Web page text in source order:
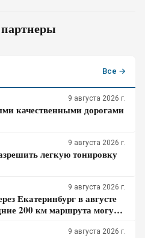
Все →
9 августа 2026 г.
качественными дорогами
9 августа 2026 г.
легкую тонировку
9 августа 2026 г.
Екатеринбург в августе
200 км маршрута могут
9 августа 2026 г.